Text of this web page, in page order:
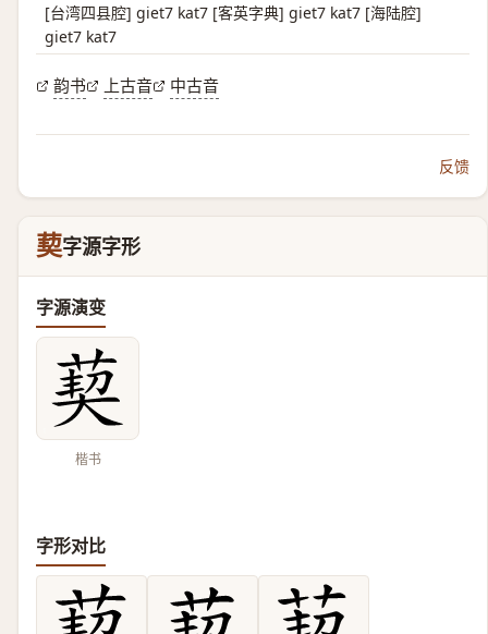
[台湾四县腔] giet7 kat7 [客英字典] giet7 kat7 [海陆腔]
giet7 kat7
韵书 上古音 中古音
反馈
葜字源字形
字源演变
楷书
字形对比